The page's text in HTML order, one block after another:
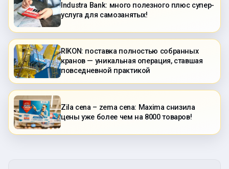
Industra Bank: много полезного плюс супер-
услуга для самозанятых!
RIKON: поставка полностью собранных
кранов — уникальная операция, ставшая
повседневной практикой
Zila cena – zema cena: Maxima снизила
цены уже более чем на 8000 товаров!